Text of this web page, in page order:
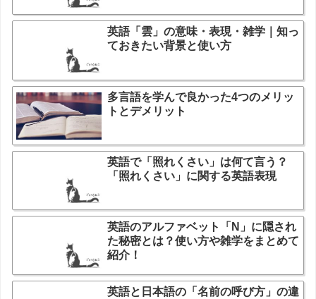
英語「雲」の意味・表現・雑学｜知っ
ておきたい背景と使い方
多言語を学んで良かった4つのメリッ
トとデメリット
英語で「照れくさい」は何て言う？
「照れくさい」に関する英語表現
英語のアルファベット「N」に隠され
た秘密とは？使い方や雑学をまとめて
紹介！
英語と日本語の「名前の呼び方」の違